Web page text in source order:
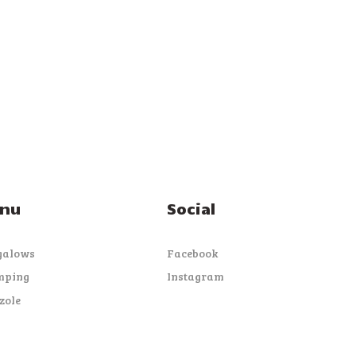
Social
Facebook
Instagram